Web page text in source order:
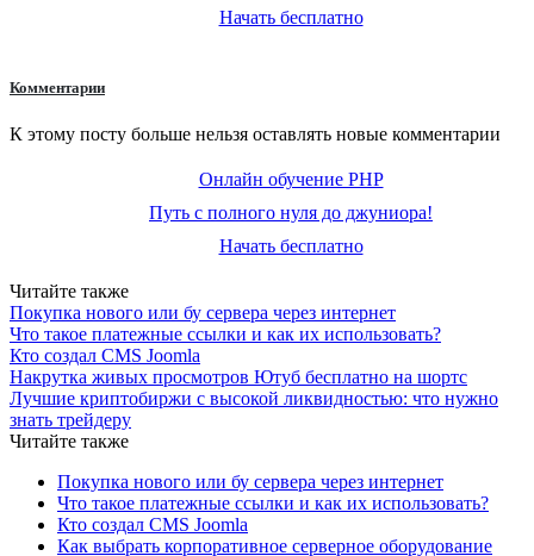
Начать бесплатно
Комментарии
К этому посту больше нельзя оставлять новые комментарии
Онлайн обучение PHP
Путь с полного нуля до джуниора!
Начать бесплатно
Читайте также
Покупка нового или бу сервера через интернет
Что такое платежные ссылки и как их использовать?
Кто создал CMS Joomla
Накрутка живых просмотров Ютуб бесплатно на шортс
Лучшие криптобиржи с высокой ликвидностью: что нужно
знать трейдеру
Читайте также
Покупка нового или бу сервера через интернет
Что такое платежные ссылки и как их использовать?
Кто создал CMS Joomla
Как выбрать корпоративное серверное оборудование